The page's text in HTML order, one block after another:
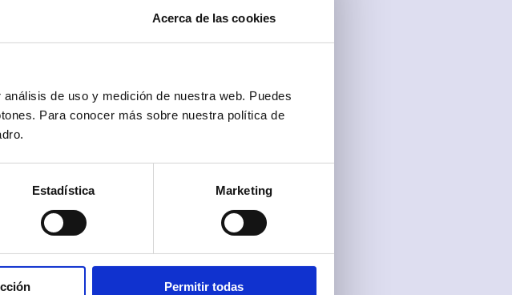
Acerca de las cookies
de uso y medición de nuestra web. Puedes
Para conocer más sobre nuestra política de
Estadística Marketing
Permitir todas